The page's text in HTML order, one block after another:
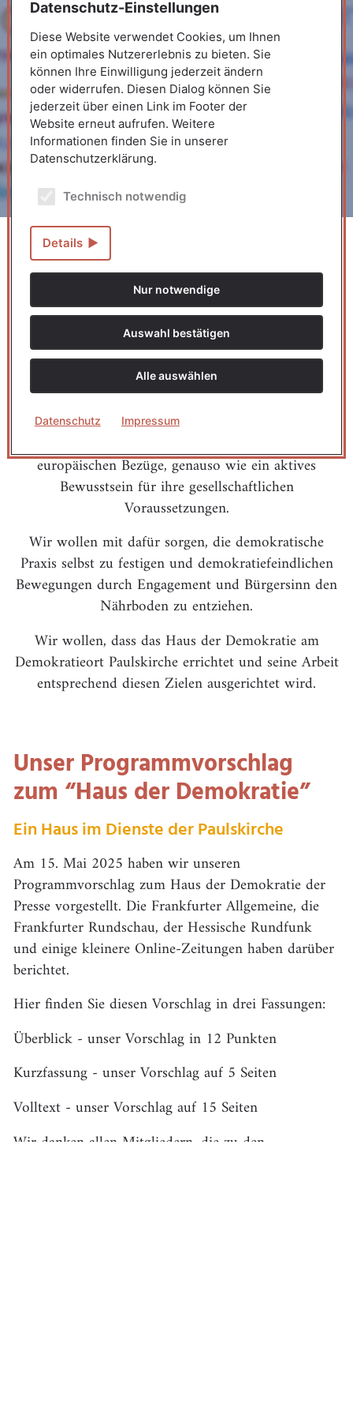
Wir wollen die politische, kulturelle und
Demokratiebildung am Demokratieort Paulskirche
stärken und einen Beitrag zur Sicherung der
demokratischen Ordnung in Deutschland und
Europa leisten. Hierzu gehört die Kenntnis, Reflexion
und Kommunikation über die parlamentarische
europäischen Bezüge, genauso wie ein aktives
Bewusstsein für ihre gesellschaftlichen
Voraussetzungen.
Wir wollen mit dafür sorgen, die demokratische
Praxis selbst zu festigen und demokratiefeindlichen
Bewegungen durch Engagement und Bürgersinn den
Nährboden zu entziehen.
Wir wollen, dass das Haus der Demokratie am
Demokratieort Paulskirche errichtet und seine Arbeit
entsprechend diesen Zielen ausgerichtet wird.
Unser Programmvorschlag
zum “Haus der Demokratie”
Ein Haus im Dienste der Paulskirche
Am 15. Mai 2025 haben wir unseren
Programmvorschlag zum Haus der Demokratie der
Presse vorgestellt. Die Frankfurter Allgemeine, die
Frankfurter Rundschau, der Hessische Rundfunk
und einige kleinere Online-Zeitungen haben darüber
berichtet.
Hier finden Sie diesen Vorschlag in drei Fassungen:
Überblick - unser Vorschlag in 12 Punkten
Kurzfassung - unser Vorschlag auf 5 Seiten
Volltext - unser Vorschlag auf 15 Seiten
Wir danken allen Mitgliedern, die zu den
Datenschutz-Einstellungen
Diese Website verwendet Cookies, um Ihnen
ein optimales Nutzererlebnis zu bieten. Sie
können Ihre Einwilligung jederzeit ändern
oder widerrufen. Diesen Dialog können Sie
jederzeit über einen Link im Footer der
Website erneut aufrufen. Weitere
Informationen finden Sie in unserer
Datenschutzerklärung.
Technisch notwendig
Details
Nur notwendige
Auswahl bestätigen
Alle auswählen
Datenschutz Impressum